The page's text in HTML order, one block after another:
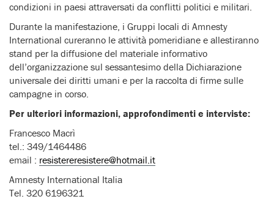
condizioni in paesi attraversati da conflitti politici e militari.
Durante la manifestazione, i Gruppi locali di Amnesty
International cureranno le attività pomeridiane e allestiranno
stand per la diffusione del materiale informativo
dell’organizzazione sul sessantesimo della Dichiarazione
universale dei diritti umani e per la raccolta di firme sulle
campagne in corso.
Per ulteriori informazioni, approfondimenti e interviste:
Francesco Macrì
tel.: 349/1464486
email : resistereresistere@hotmail.it
Amnesty International Italia
Tel. 320 6196321